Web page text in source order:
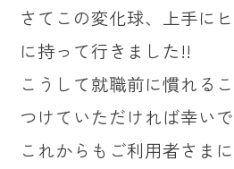
さてこの変化球、上手に
に持って行きました!!
こうして就職前に慣れる
つけていただければ幸いで
これからもご利用者さま